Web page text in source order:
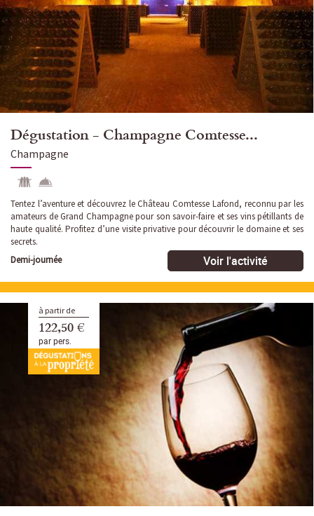
Dégustation - Champagne Comtesse...
Champagne
Tentez l’aventure et découvrez le Château Comtesse Lafond, reconnu par les
amateurs de Grand Champagne pour son savoir-faire et ses vins pétillants de
haute qualité. Profitez d’une visite privative pour découvrir le domaine et ses
secrets.
Demi-journée
Voir l'activité
à partir de
122,50 €
par pers.